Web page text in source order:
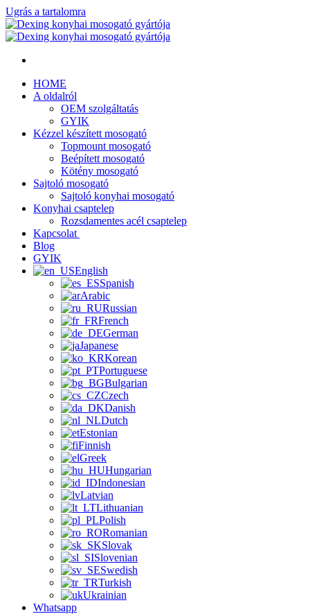
Ugrás a tartalomra
HOME
A oldalról
OEM szolgáltatás
GYIK
Kézzel készített mosogató
Topmount mosogató
Beépített mosogató
Kötény mosogató
Sajtoló mosogató
Sajtoló konyhai mosogató
Konyhai csaptelep
Rozsdamentes acél csaptelep
Kapcsolat
Blog
GYIK
English
Spanish
Arabic
Russian
French
German
Japanese
Korean
Portuguese
Bulgarian
Czech
Danish
Dutch
Estonian
Finnish
Greek
Hungarian
Indonesian
Latvian
Lithuanian
Polish
Romanian
Slovak
Slovenian
Swedish
Turkish
Ukrainian
Whatsapp